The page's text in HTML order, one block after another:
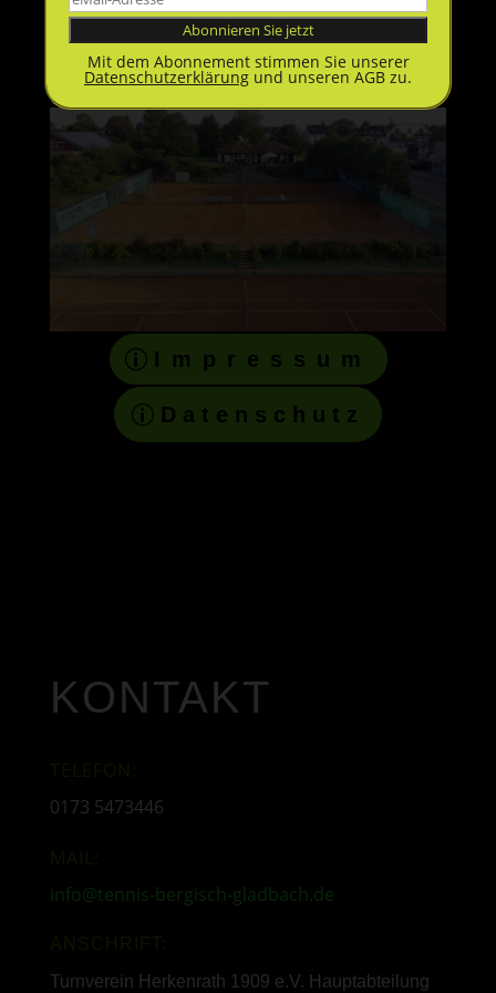
Impressum
Datenschutz
KONTAKT
0173 5473446
info@tennis-bergisch-gladbach.de
Turnverein Herkenrath 1909 e.V. Hauptabteilung
Mit dem Abonnement stimmen Sie unserer
Datenschutzerklärung und unseren AGB zu.